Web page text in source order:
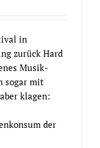
in
zurück Hard
Musik-
sogar mit
klagen:
der